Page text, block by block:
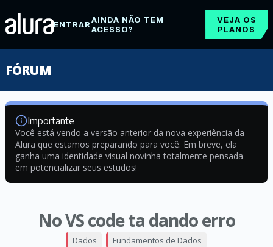
ENTRARAINDA NÃO TEM
ACESSO?
VEJA OS
PLANOS
FÓRUM
Importante
Você está vendo a versão anterior da nova experiência da
Alura que estamos preparando para você. Em breve, ela
ganha uma identidade visual novinha totalmente pensada
em potencializar seus estudos!
No VS code ta dando erro
Dados Fundamentos de Dados